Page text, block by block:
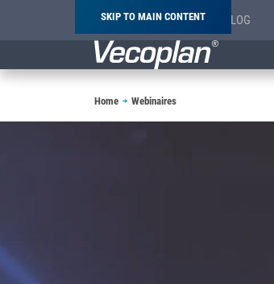
SKIP TO MAIN CONTENT BLOG
Breadcrumb
Home Webinaires